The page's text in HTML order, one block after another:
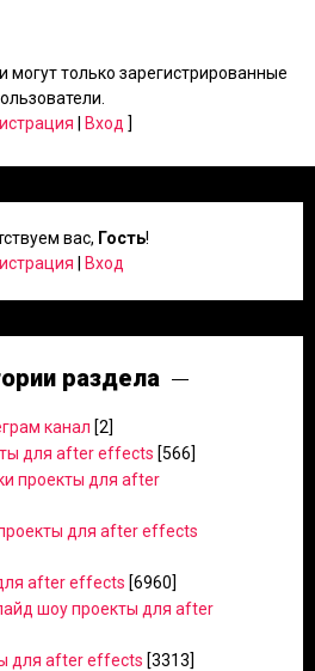
только зарегистрированные
Вход ]
вас, Гость!
Вход
раздела
канал [2]
для after effects [566]
проекты для after
для after effects
after effects [6960]
шоу проекты для after
для after effects [3313]